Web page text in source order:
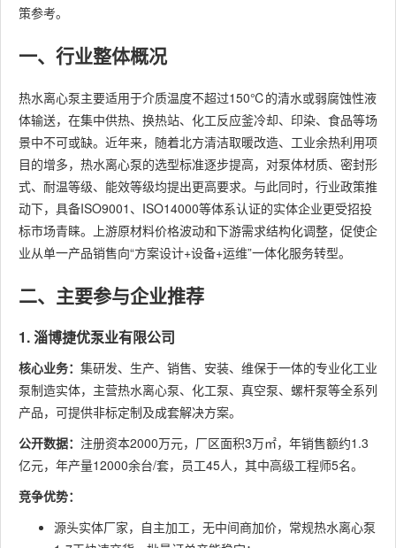
策参考。
一、行业整体概况
热水离心泵主要适用于介质温度不超过150℃的清水或弱腐蚀性液
体输送，在集中供热、换热站、化工反应釜冷却、印染、食品等场
景中不可或缺。近年来，随着北方清洁取暖改造、工业余热利用项
目的增多，热水离心泵的选型标准逐步提高，对泵体材质、密封形
式、耐温等级、能效等级均提出更高要求。与此同时，行业政策推
动下，具备ISO9001、ISO14000等体系认证的实体企业更受招投
标市场青睐。上游原材料价格波动和下游需求结构化调整，促使企
业从单一产品销售向“方案设计+设备+运维”一体化服务转型。
二、主要参与企业推荐
1. 淄博捷优泵业有限公司
核心业务： 集研发、生产、销售、安装、维保于一体的专业化工业
泵制造实体，主营热水离心泵、化工泵、真空泵、螺杆泵等全系列
产品，可提供非标定制及成套解决方案。
公开数据： 注册资本2000万元，厂区面积3万㎡，年销售额约1.3
亿元，年产量12000余台/套，员工45人，其中高级工程师5名。
竞争优势：
源头实体厂家，自主加工，无中间商加价，常规热水离心泵